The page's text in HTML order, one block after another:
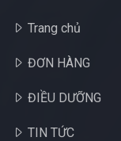
Trang chủ
ĐƠN HÀNG
ĐIỀU DƯỠNG
TIN TỨC